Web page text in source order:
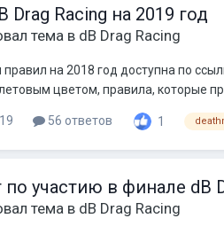
Drag Racing на 2019 год
тема в dB Drag Racing
правил на 2018 год доступна по
цветом, правила, которые
56 ответов 1
участию в финале dB
тема в dB Drag Racing